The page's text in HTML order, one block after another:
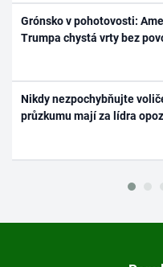
Grónsko v pohotovosti:
Trumpa chystá vrty bez
Nikdy nezpochybňujte
průzkumu mají za lídra